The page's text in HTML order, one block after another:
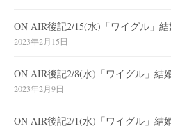
ON AIR後記2/15(水)「ワイグル」
2023年2月15日
ON AIR後記2/8(水)「ワイグル」結
2023年2月9日
ON AIR後記2/1(水)「ワイグル」結